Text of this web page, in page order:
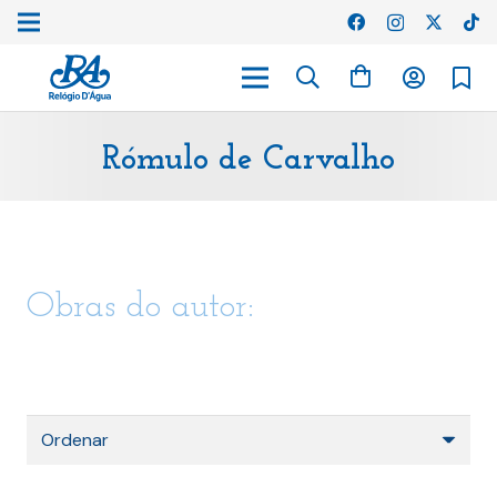
Rómulo de Carvalho
Obras do autor: